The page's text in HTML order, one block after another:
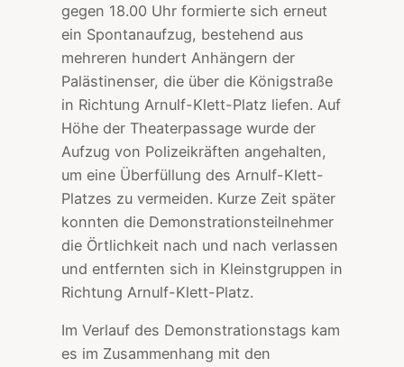
gegen 18.00 Uhr formierte sich erneut
ein Spontanaufzug, bestehend aus
mehreren hundert Anhängern der
Palästinenser, die über die Königstraße
in Richtung Arnulf-Klett-Platz liefen. Auf
Höhe der Theaterpassage wurde der
Aufzug von Polizeikräften angehalten,
um eine Überfüllung des Arnulf-Klett-
Platzes zu vermeiden. Kurze Zeit später
konnten die Demonstrationsteilnehmer
die Örtlichkeit nach und nach verlassen
und entfernten sich in Kleinstgruppen in
Richtung Arnulf-Klett-Platz.
Im Verlauf des Demonstrationstags kam
es im Zusammenhang mit den